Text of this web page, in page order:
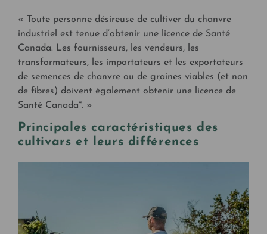
« Toute personne désireuse de cultiver du chanvre
industriel est tenue d’obtenir une licence de Santé
Canada. Les fournisseurs, les vendeurs, les
transformateurs, les importateurs et les exportateurs
de semences de chanvre ou de graines viables (et non
de fibres) doivent également obtenir une licence de
Santé Canada*. »
Principales caractéristiques des
cultivars et leurs différences